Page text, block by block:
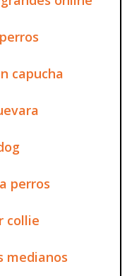
capucha
perros
collie
medianos